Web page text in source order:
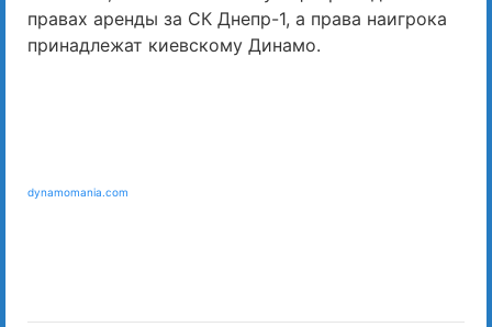
правах аренды за СК Днепр-1, а права наигрока
принадлежат киевскому Динамо.
dynamomania.com